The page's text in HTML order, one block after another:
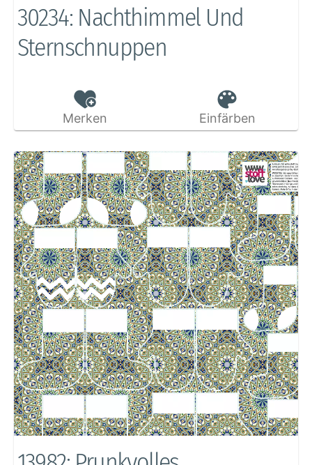
30234: Nachthimmel Und
Sternschnuppen
Merken Einfärben